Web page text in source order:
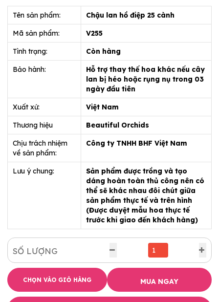
Tên sản phẩm: Chậu lan hồ điệp 25 cành
Mã sản phẩm: V255
Tình trạng: Còn hàng
Bảo hành:
Hỗ trợ thay thế hoa khác nếu cây
lan bị héo hoặc rụng nụ trong 03
ngày đầu tiên
Xuất xứ: Việt Nam
Thương hiệu Beautiful Orchids
Chịu trách nhiệm
về sản phẩm:
Công ty TNHH BHF Việt Nam
Lưu ý chung:
Sản phẩm được trồng và tạo
dáng hoàn toàn thủ công nên có
thể sẽ khác nhau đôi chút giữa
sản phẩm thực tế và trên hình
(Được duyệt mẫu hoa thực tế
trước khi giao đến khách hàng)
SỐ LƯỢNG
CHỌN VÀO GIỎ HÀNG MUA NGAY